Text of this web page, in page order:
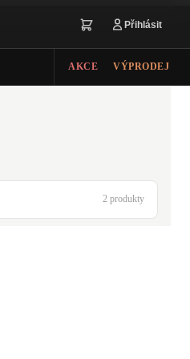
Přihlásit
AKCE VÝPRODEJ
2 produkty